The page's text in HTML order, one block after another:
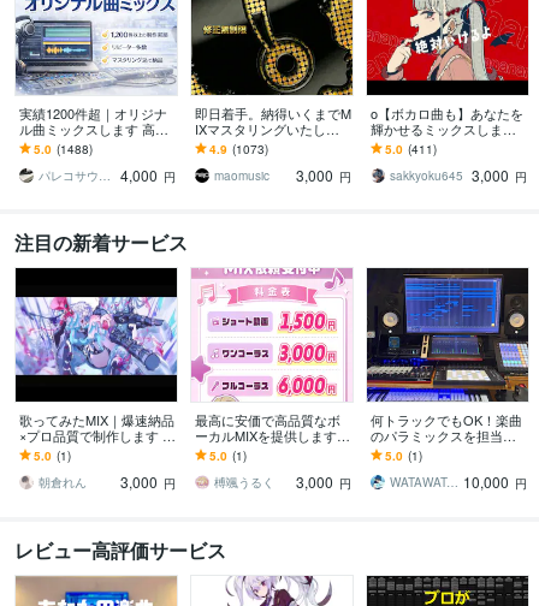
実績1200件超｜オリジナ
ル曲ミックスします 高評
価多数・マスタリング込
で納品
5.0 (1488)
パレコサウンド
4,000 円
即日着手。納得いくまでM
IXマスタリングいたしま
す 実績1000件突破。修正
無制限。高品質な音を最
速で。
4.9 (1073)
maomusic
3,000 円
o【ボカロ曲も】あなたを
輝かせるミックスします y
outubeに歌をアップした
い活動者様必見！格安高
音質
5.0 (411)
sakkyoku645 3,000 円
注目の新着サービス
歌ってみたMIX｜爆速納品
×プロ品質で制作します 理
想の音づくりを全力でサ
ポートいたします
5.0 (1)
朝倉れん
3,000 円
最高に安価で高品質なボ
ーカルMIXを提供します
活動者ならではの目線!あ
なたの声質を最大限活か
したMIXです
5.0 (1)
榑颯うるく
3,000 円
何トラックでもOK！楽曲
のパラミックスを担当し
ます ミックスに悩むより
も作曲に集中したい！そ
んな方へ
5.0 (1)
WATAWATA_music 10,000 円
レビュー高評価サービス